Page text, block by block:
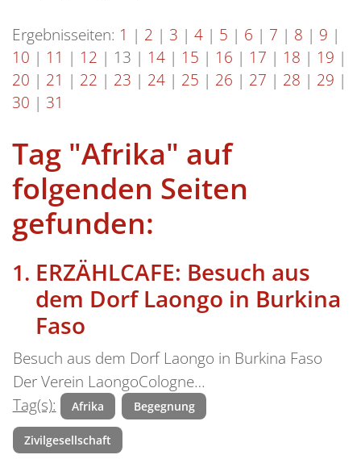
Ergebnisseiten: 1 | 2 | 3 | 4 | 5 | 6 | 7 | 8 | 9 |
10 | 11 | 12 | 13 | 14 | 15 | 16 | 17 | 18 | 19 |
20 | 21 | 22 | 23 | 24 | 25 | 26 | 27 | 28 | 29 |
30 | 31
Tag "Afrika" auf
folgenden Seiten
gefunden:
ERZÄHLCAFE: Besuch aus
dem Dorf Laongo in Burkina
Faso
Besuch aus dem Dorf Laongo in Burkina Faso
Der Verein LaongoCologne…
Tag(s):
Afrika Begegnung
Zivilgesellschaft